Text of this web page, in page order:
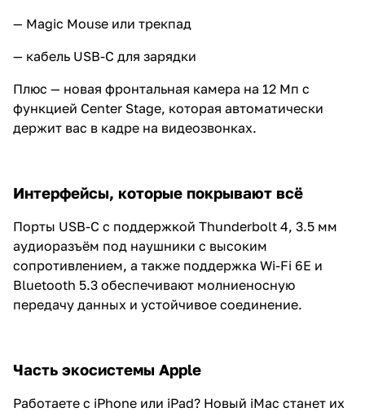
— Magic Mouse или трекпад
— кабель USB-C для зарядки
Плюс — новая фронтальная камера на 12 Мп с
функцией Center Stage, которая автоматически
держит вас в кадре на видеозвонках.
Интерфейсы, которые покрывают всё
Порты USB-C с поддержкой Thunderbolt 4, 3.5 мм
аудиоразъём под наушники с высоким
сопротивлением, а также поддержка Wi-Fi 6E и
Bluetooth 5.3 обеспечивают молниеносную
передачу данных и устойчивое соединение.
Часть экосистемы Apple
Работаете с iPhone или iPad? Новый iMac станет их